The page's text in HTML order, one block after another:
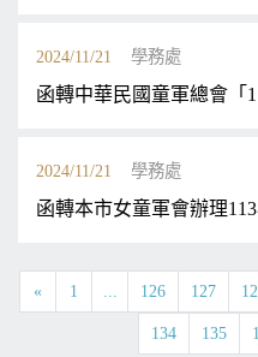
2024/11/21 學務處
函轉中華民國童軍總會「
2024/11/21 學務處
函轉本市女童軍會辦理
« 1 ... 126 127
134 135